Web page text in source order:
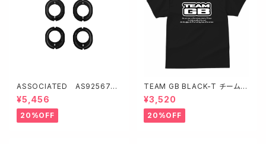
ASSOCIATED AS92567
FT アルミ製デフハイトインサー
ト・ノッチ付き【RC10B7.1】
¥5,456
20%OFF
TEAM GB BLACK-T チームG
B Tシャツ BLACK Mサイズ TB
K-001M
¥3,520
20%OFF